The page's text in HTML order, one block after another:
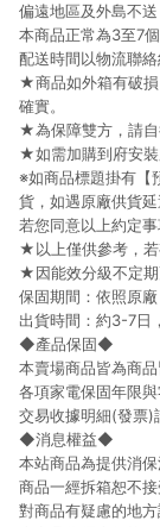
偏遠地區及外島不送
本商品正常為3至7
配送時間以物流聯
★商品如外箱有破損
確實。
★為保障雙方，請自
★如需加購到府安
※如商品標題掛有【
貨，如遇原廠供貨延
若您同意以上約定事
★以上僅供參考，
★因能效分級不定
保固期間：依照原廠
出貨時間：約3-7日
◆產品保固◆
本賣場商品皆為商
各項家電保固年限
交易收據明細(發票)
◆消息權益◆
本站商品為提供消
商品一經拆箱恕不
對商品有疑慮的地